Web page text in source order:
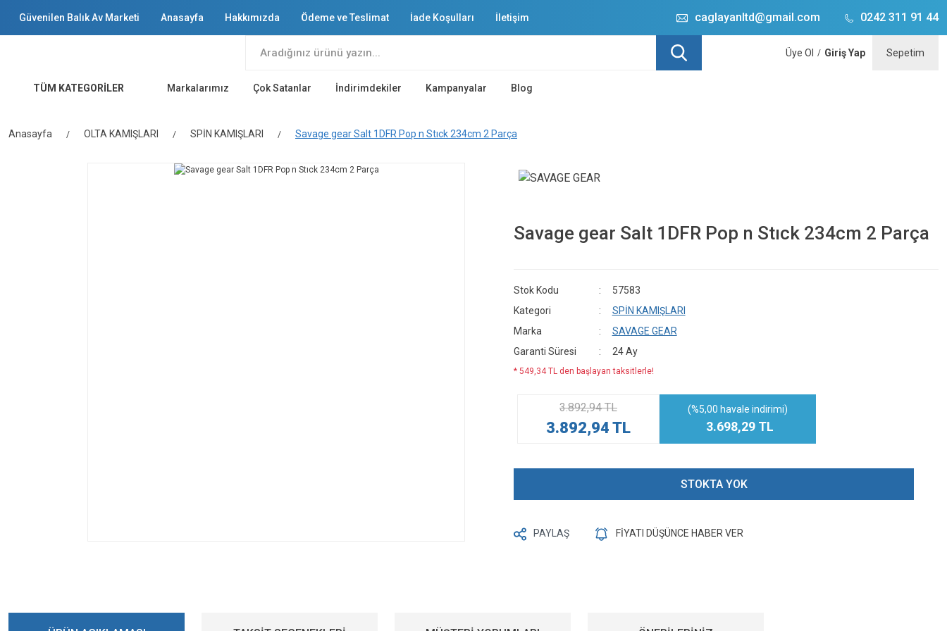
Güvenilen Balık Av Marketi Anasayfa Hakkımızda Ödeme ve Teslimat İade Koşulları İletişim caglayanltd@gmail.com 0242 311 91 44
Üye Ol / Giriş Yap Sepetim
TÜM KATEGORİLER Markalarımız Çok Satanlar İndirimdekiler Kampanyalar Blog
Anasayfa OLTA KAMIŞLARI SPİN KAMIŞLARI Savage gear Salt 1DFR Pop n Stıck 234cm 2 Parça
Savage gear Salt 1DFR Pop n Stıck 234cm 2 Parça
Stok Kodu
57583
Kategori
SPİN KAMIŞLARI
Marka
SAVAGE GEAR
Garanti Süresi
24 Ay
* 549,34 TL den başlayan taksitlerle!
3.892,94 TL
3.892,94 TL
(%5,00 havale indirimi)
3.698,29 TL
STOKTA YOK
PAYLAŞ FİYATI DÜŞÜNCE HABER VER